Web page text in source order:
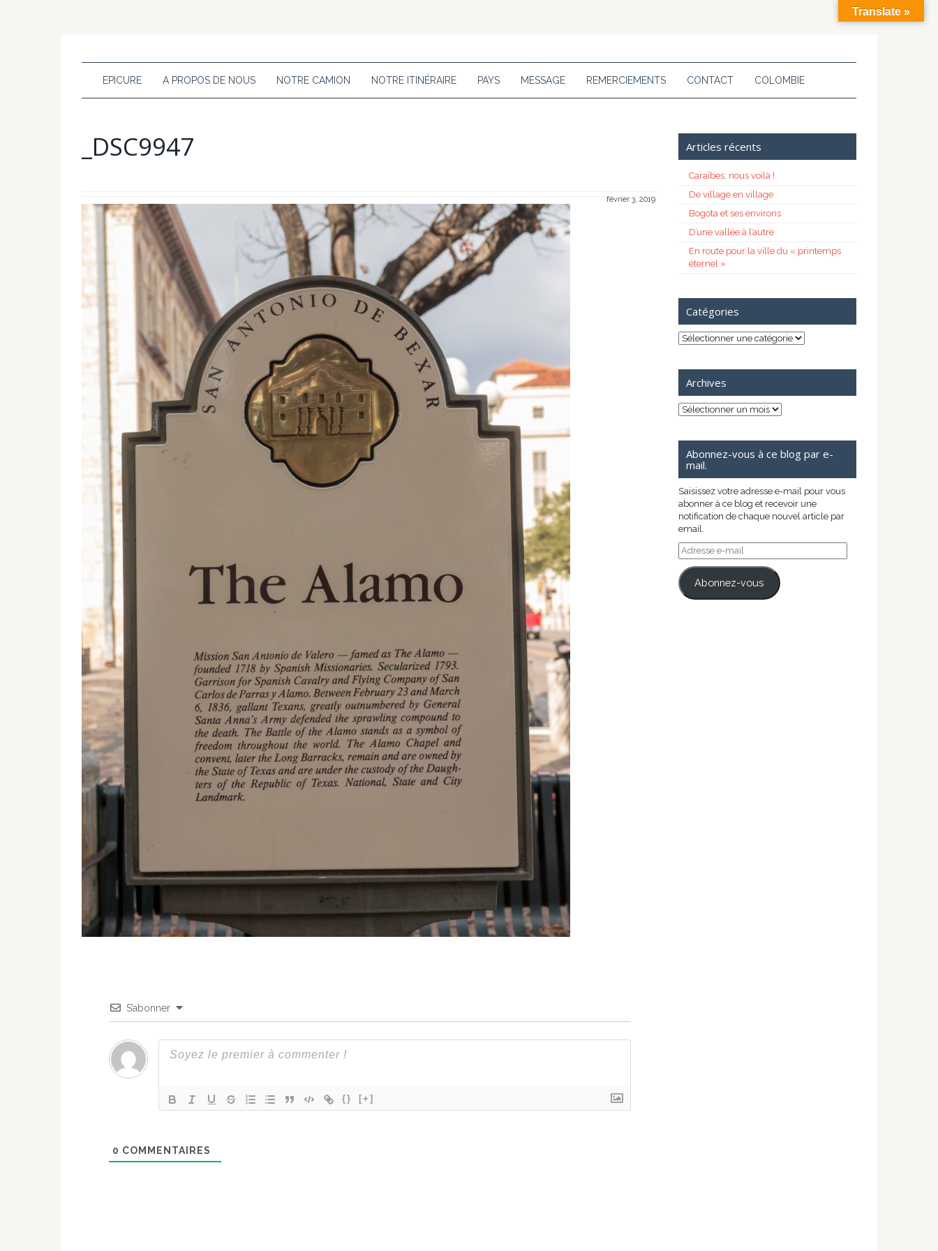
EPICURE A PROPOS DE NOUS NOTRE CAMION NOTRE ITINÉRAIRE PAYS MESSAGE REMERCIEMENTS CONTACT COLOMBIE
_DSC9947
février 3, 2019
S’abonner
{} [+]
0 COMMENTAIRES
Articles récents
Caraïbes, nous voilà !
De village en village
Bogota et ses environs
D’une vallée à l’autre
En route pour la ville du « printemps
éternel »
Catégories
Catégories
Archives
Archives
Abonnez-vous à ce blog par e-
mail.
Saisissez votre adresse e-mail pour vous
abonner à ce blog et recevoir une
notification de chaque nouvel article par
email.
Adresse
e-
mail
Abonnez-vous
Translate »